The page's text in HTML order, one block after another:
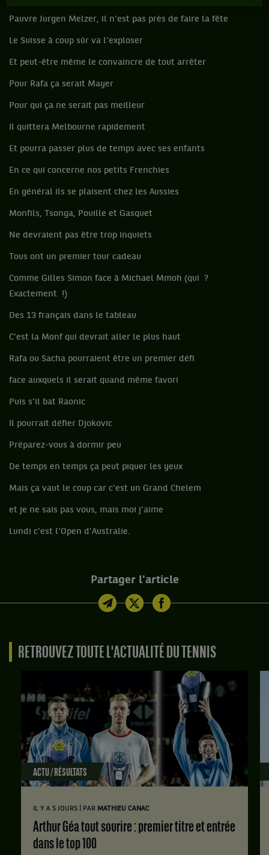
Pauvre Jurgen Melzer, il n'est pas près de faire la fête
Le Suisse à coup sûr va l'exploser
Et peut-être même le convaincre de tout arrêter
Pour Rafa ça serait Mayer
Pour qui ça ne serait pas meilleur
Il quittera Melbourne rapidement
Et pourra passer plus de temps avec ses enfants
En ce qui concerne nos petits Frenchies
En général ils se plaisent chez les Aussies
Monfils, Tsonga, Pouille et Gasquet
Ne devraient pas être trop inquiets
Tous ont un premier tour cadeau
Comme Gilles Simon face à Michael Mmoh (qui ?
Exactement !)
Des 13 français dans le tableau
C'est la Monf qui devrait aller le plus haut
Rafa ou Sacha pourraient être un premier défi
face auxquels il serait quand même favori
Puis s'il bat Raonic
Il pourrait défier Djokovic
Préparez-vous à dormir peu
De temps en temps ça peut piquer les yeux
Mais ça vaut le coup car c'est un Grand Chelem
et je ne sais pas vous, mais moi j'aime
Lundi c'est l'Open d'Australie.
Partager l'article
RETROUVEZ TOUTE L'ACTUALITÉ DU TENNIS
ACTU / RÉSULTATS
IL Y A 5 JOURS PAR MATHIEU CANAC
Arthur Géa tout sourire : premier titre et entrée
dans le top 100